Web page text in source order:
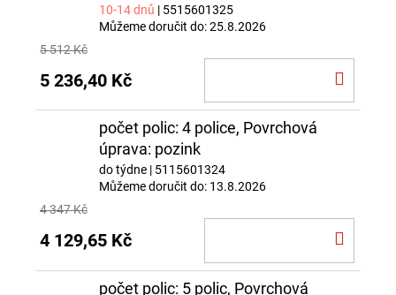
10-14 dnů | 5515601325
Můžeme doručit do:25.8.2026
5 512 Kč
5 236,40 Kč
počet polic: 4 police, Povrchová
úprava: pozink
do týdne | 5115601324
Můžeme doručit do: 13.8.2026
4 347 Kč
4 129,65 Kč
počet polic: 5 polic, Povrchová